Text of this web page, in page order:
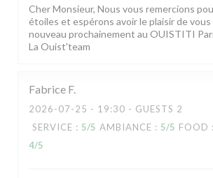
Cher Monsieur, Nous vous remercions
étoiles et espérons avoir le plaisir de vous
nouveau prochainement au OUISTITI
La Ouist'team
Fabrice F
2026-07-25 - 19:30 - GUESTS 2
SERVICE : 5/5 AMBIANCE : 5/5 FOOD :
4/5